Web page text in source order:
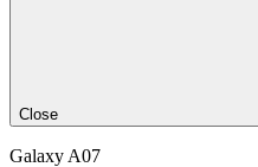
Close
Galaxy A07